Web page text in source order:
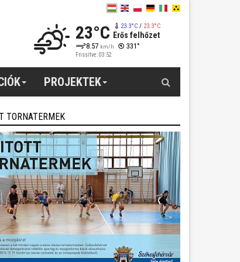
23°C 23.3°C/ 23.3°C
Erős felhőzet
8.57 km/h 331°
Frissítve: 03:52
PROJEKTEK
TORNATERMEK